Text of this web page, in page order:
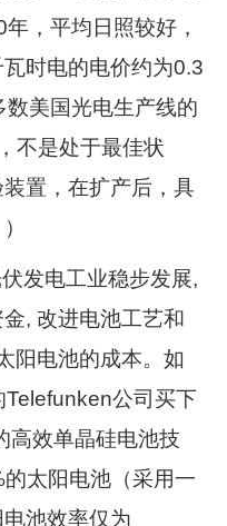
，平均日照较好，
时电的电价约为0.3
美国光电生产线的
不是处于最佳状
置，在扩产后，具
发电工业稳步发展,
, 改进电池工艺和
阳电池的成本。如
公司买下
高效单晶硅电池技
太阳电池（采用一
池效率仅为